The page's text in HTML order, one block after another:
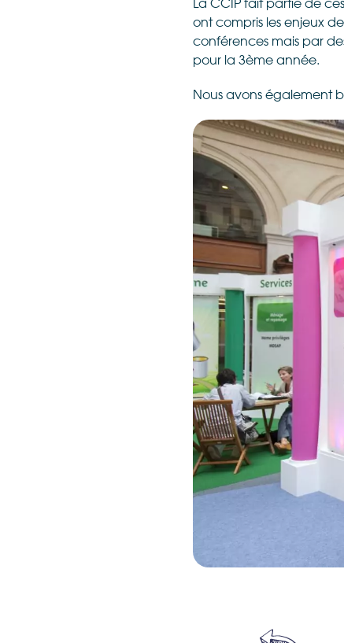
ont compris les enjeux
conférences mais par
pour la 3ème année.
Nous avons également